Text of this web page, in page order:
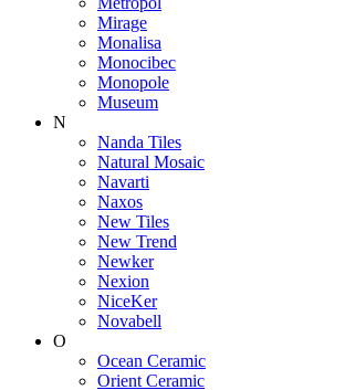
Mirage
Monalisa
Monocibec
Monopole
Museum
N
Nanda Tiles
Natural Mosaic
Navarti
Naxos
New Tiles
New Trend
Newker
Nexion
NiceKer
Novabell
O
Ocean Ceramic
Orient Ceramic